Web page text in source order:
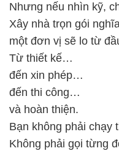
Nhưng nếu nhìn kỹ,
Xây nhà trọn gói
một đơn vị sẽ lo từ
Từ thiết kế…
đến xin phép…
đến thi công…
và hoàn thiện.
Bạn không phải chạy
Không phải gọi từng